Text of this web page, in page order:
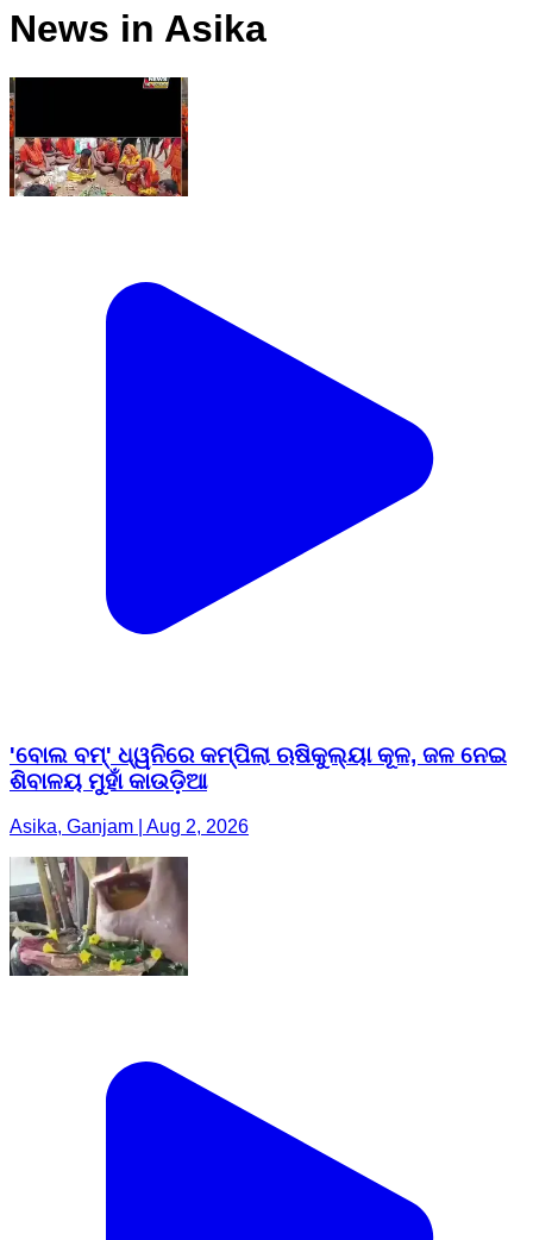
News in Asika
'ବୋଲ ବମ୍' ଧ୍ୱନିରେ କମ୍ପିଲା ଋଷିକୁଲ୍ୟା କୂଳ, ଜଳ ନେଇ
ଶିବାଳୟ ମୁହାଁ କାଉଡ଼ିଆ
Asika, Ganjam | Aug 2, 2026